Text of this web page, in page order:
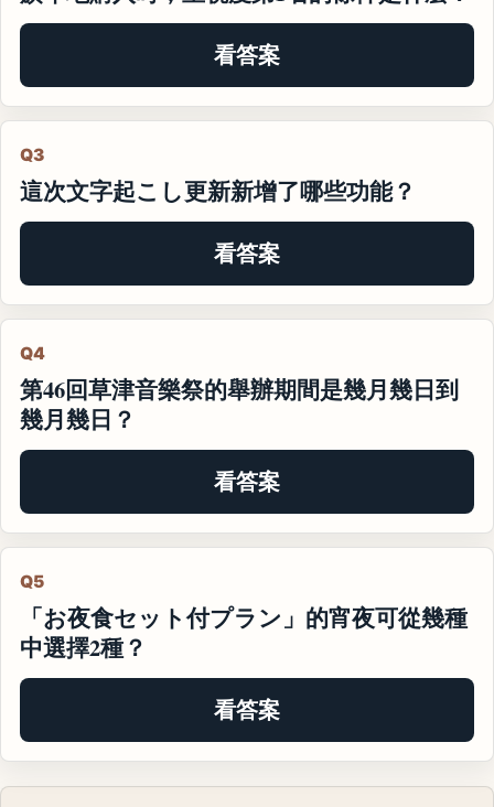
看答案
Q3
這次文字起こし更新新增了哪些功能？
看答案
Q4
第46回草津音樂祭的舉辦期間是幾月幾日到
幾月幾日？
看答案
Q5
「お夜食セット付プラン」的宵夜可從幾種
中選擇2種？
看答案